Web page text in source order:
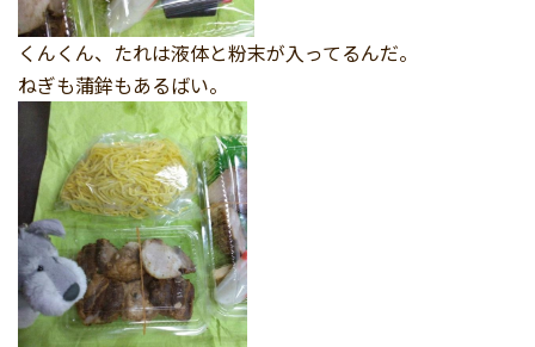
くんくん、たれは液体と粉末が入ってるんだ。
ねぎも蒲鉾もあるばい。